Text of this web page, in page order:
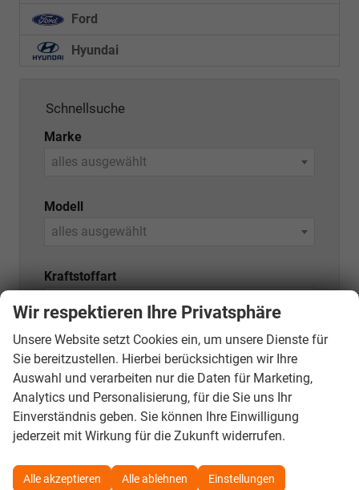
Ford
Hyundai
Schnellsuche
Marke
alles ausgewählt
Modell
alles ausgewählt
Kraftstoffart
Variante (z.B. LED, GTI, Facelift...)
Ergebnisse anzeigen
zurücksetzen
Wir respektieren Ihre Privatsphäre
Unsere Website setzt Cookies ein, um unsere Dienste für
Sie bereitzustellen. Hierbei berücksichtigen wir Ihre
Auswahl und verarbeiten nur die Daten für Marketing,
Analytics und Personalisierung, für die Sie uns Ihr
Einverständnis geben. Sie können Ihre Einwilligung
jederzeit mit Wirkung für die Zukunft widerrufen.
Alle akzeptieren Alle ablehnen Einstellungen